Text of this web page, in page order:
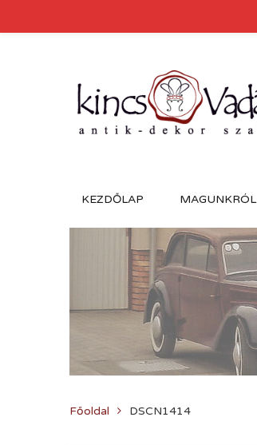
KEZDŐLAP MAGUNKRÓL
Főoldal DSCN1414